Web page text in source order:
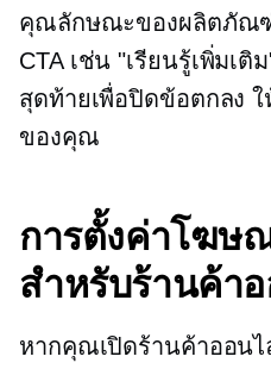
คุณลักษณะของผลิตภัณ
CTA เช่น "เรียนรู้เพิ่มเ
สุดท้ายเพื่อปิดข้อตกลง ใ
ของคุณ
การตั้งค่าโฆษ
สำหรับร้านค้า
หากคุณเปิดร้านค้าออน